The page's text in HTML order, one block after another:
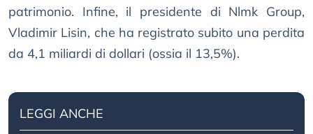
patrimonio. Infine, il presidente di Nlmk Group,
Vladimir Lisin, che ha registrato subito una perdita
da 4,1 miliardi di dollari (ossia il 13,5%).
LEGGI ANCHE